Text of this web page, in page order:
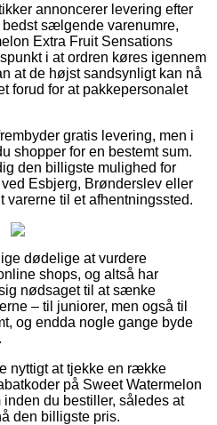
annoncerer levering efter
sælgende varenumre,
Extra Fruit Sensations
i at ordren køres igennem
at de højst sandsynligt kan nå
forud for at pakkepersonalet
gratis levering, men i
shopper for en bestemt sum.
den billigste mulighed for
Esbjerg, Brønderslev eller
til et afhentningssted.
dødelige at vurdere
shops, og altså har
nødsaget til at sænke
– til juniorer, men også til
og endda nogle gange byde
nyttigt at tjekke en række
på Sweet Watermelon
du bestiller, således at
den billigste pris.